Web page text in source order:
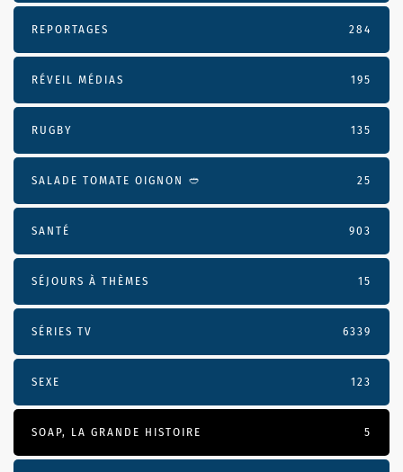
REPORTAGES 284
RÉVEIL MÉDIAS 195
RUGBY 135
SALADE TOMATE OIGNON 🥙 25
SANTÉ 903
SÉJOURS À THÈMES 15
SÉRIES TV 6339
SEXE 123
SOAP, LA GRANDE HISTOIRE 5